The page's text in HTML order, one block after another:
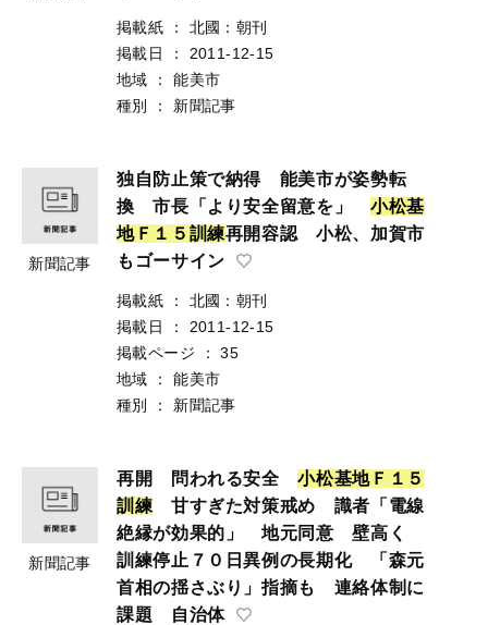
掲載紙 ：
北國：朝刊
掲載日
：
2011-12-15
地域
：
能美市
種別
： 新聞記事
新聞記事
独自防止策で納得 能美市が姿勢転
換 市長「より安全留意を」 小松基
地Ｆ １ ５ 訓練再開容認 小松、加賀市
もゴーサイン
掲載紙 ：
北國：朝刊
掲載日
：
2011-12-15
掲載ページ
：
35
地域
：
能美市
種別
： 新聞記事
新聞記事
再開 問われる安全小松基地Ｆ １ ５
訓 練 甘すぎた対策戒め 識者「電線
絶縁が効果的」 地元同意 壁高く
訓練停止７０日異例の長期化 「森元
首相の揺さぶり」指摘も 連絡体制に
課題 自治体